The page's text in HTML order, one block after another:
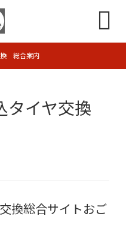

総合案内
タイヤ交換
換総合サイトおご